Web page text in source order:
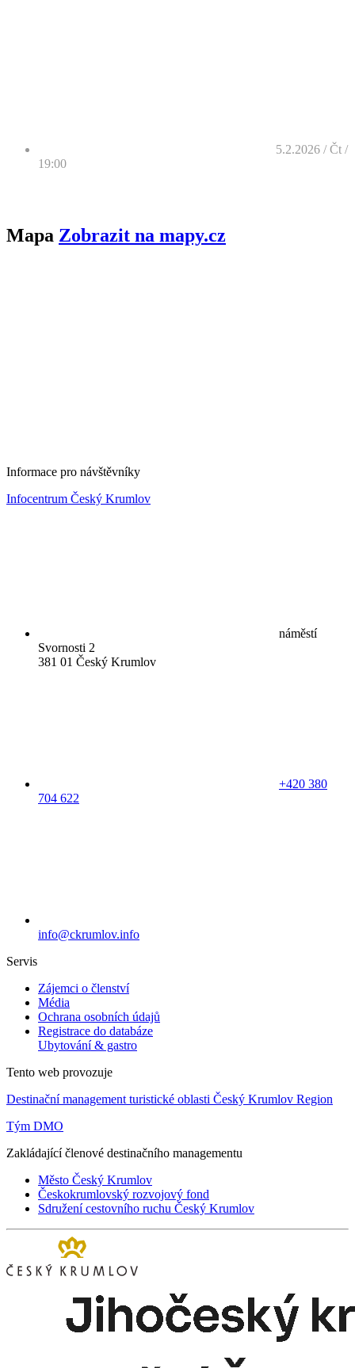
5.2.2026 / Čt /
19:00
Mapa Zobrazit na mapy.cz
Informace pro návštěvníky
Infocentrum Český Krumlov
náměstí
Svornosti 2
381 01 Český Krumlov
+420 380
704 622
info@ckrumlov.info
Servis
Zájemci o členství
Média
Ochrana osobních údajů
Registrace do databáze
Ubytování & gastro
Tento web provozuje
Destinační management turistické oblasti Český Krumlov Region
Tým DMO
Zakládající členové destinačního managementu
Město Český Krumlov
Českokrumlovský rozvojový fond
Sdružení cestovního ruchu Český Krumlov